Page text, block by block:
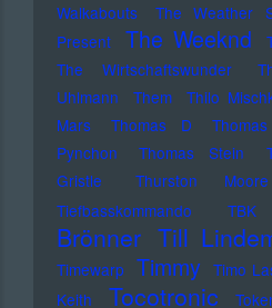
Walkabouts
The Weather
Present
The Weeknd
The Wirtschaftswunder
Uhlmann
Them Thilo
Mars
Thomas D
Pynchon
Thomas Stein
Gristle
Thurston Moore
Tiefbasskommando TBK
Brönner Till
Timewarp Timmy Timo
Keith
Tocotronic